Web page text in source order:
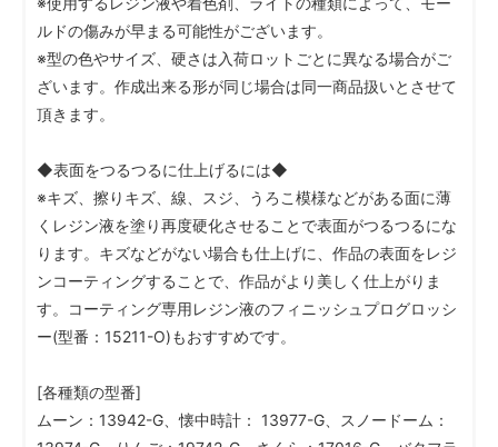
ルドの傷みが早まる可能性がございます。
※型の色やサイズ、硬さは入荷ロットごとに異なる場合がご
ざいます。作成出来る形が同じ場合は同一商品扱いとさせて
頂きます。
◆表面をつるつるに仕上げるには◆
※キズ、擦りキズ、線、スジ、うろこ模様などがある面に薄
くレジン液を塗り再度硬化させることで表面がつるつるにな
ります。キズなどがない場合も仕上げに、作品の表面をレジ
ンコーティングすることで、作品がより美しく仕上がりま
す。コーティング専用レジン液のフィニッシュプログロッシ
ー(型番：15211-O)もおすすめです。
[各種類の型番]
ムーン：13942-G、懐中時計： 13977-G、スノードーム：